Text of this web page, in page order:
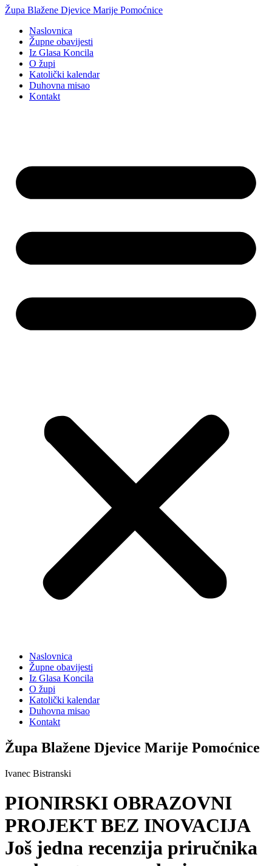
Idi
sadržaj
Župa Blažene Djevice Marije Pomoćnice
Naslovnica
Župne obavijesti
Iz Glasa Koncila
O župi
Katolički kalendar
Duhovna misao
Kontakt
Naslovnica
Župne obavijesti
Iz Glasa Koncila
O župi
Katolički kalendar
Duhovna misao
Kontakt
Župa Blažene Djevice Marije Pomoćnice
Ivanec Bistranski
PIONIRSKI OBRAZOVNI
PROJEKT BEZ INOVACIJA
Još jedna recenzija priručnika